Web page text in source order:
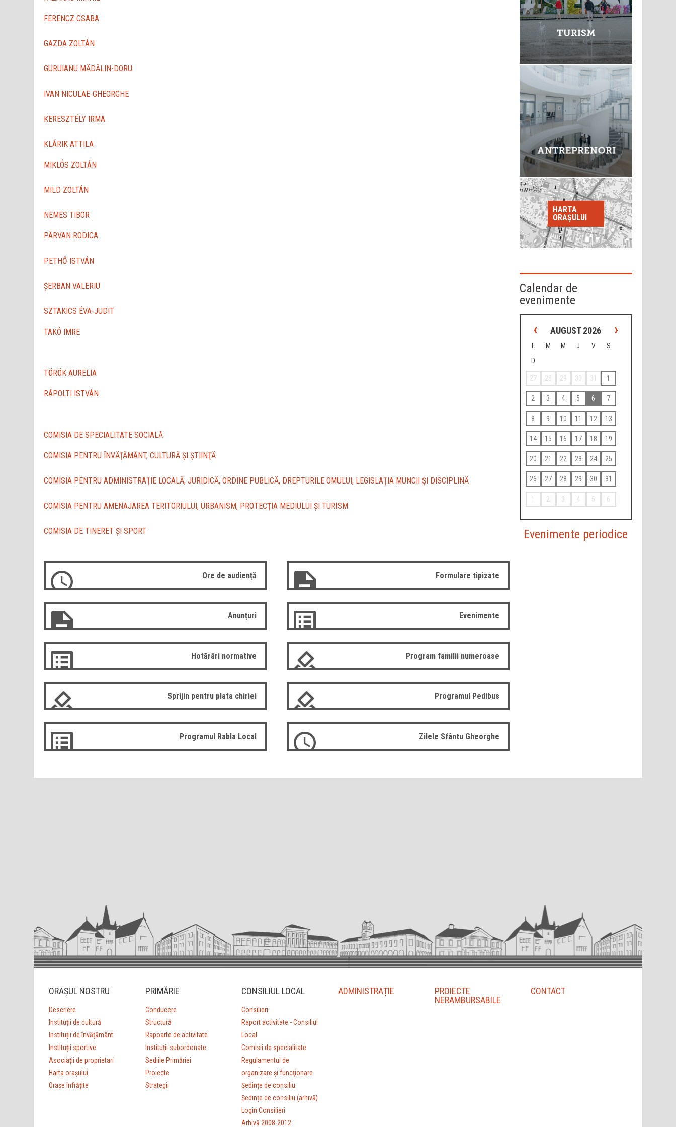
FERENCZ CSABA
GAZDA ZOLTÁN
GURUIANU MĂDĂLIN-DORU
IVAN NICULAE-GHEORGHE
KERESZTÉLY IRMA
KLÁRIK ATTILA
MIKLÓS ZOLTÁN
MILD ZOLTÁN
NEMES TIBOR
PÂRVAN RODICA
PETHŐ ISTVÁN
ŞERBAN VALERIU
SZTAKICS ÉVA-JUDIT
TAKÓ IMRE
TÖRÖK AURELIA
RÁPOLTI ISTVÁN
COMISIA DE SPECIALITATE SOCIALĂ
COMISIA PENTRU ÎNVĂŢĂMÂNT, CULTURĂ ŞI ŞTIINŢĂ
COMISIA PENTRU ADMINISTRAŢIE LOCALĂ, JURIDICĂ, ORDINE PUBLICĂ, DREPTURILE OMULUI, LEGISLAŢIA MUNCII ŞI DISCIPLINĂ
COMISIA PENTRU AMENAJAREA TERITORIULUI, URBANISM, PROTECŢIA MEDIULUI ŞI TURISM
COMISIA DE TINERET ŞI SPORT
Ore de audiență Formulare tipizate
Anunțuri Evenimente
Hotărâri normative Program familii numeroase
Sprijin pentru plata chiriei Programul Pedibus
Programul Rabla Local Zilele Sfântu Gheorghe
HARTA
ORAȘULUI
Calendar de
evenimente
‹ AUGUST 2026 ›
L M M J V
S
D
27 28 29 30 31 1
2 3 4 5 6 7
8 9 10 11 12 13
14 15 16 17 18 19
20 21 22 23 24 25
26 27 28 29 30 31
1 2 3 4 5 6
Evenimente periodice
ORAȘUL NOSTRU
Descriere
Instituții de cultură
Instituții de învățământ
Instituții sportive
Asociații de proprietari
Harta orașului
Orașe înfrățite
PRIMĂRIE
Conducere
Structură
Rapoarte de activitate
Instituții subordonate
Sediile Primăriei
Proiecte
Strategii
CONSILIUL LOCAL
Consilieri
Raport activitate - Consiliul
Local
Comisii de specialitate
Regulamentul de
organizare şi funcţionare
Ședințe de consiliu
Ședințe de consiliu (arhivă)
Login Consilieri
Arhivă 2008-2012
ADMINISTRAȚIE
PROIECTE
NERAMBURSABILE
CONTACT